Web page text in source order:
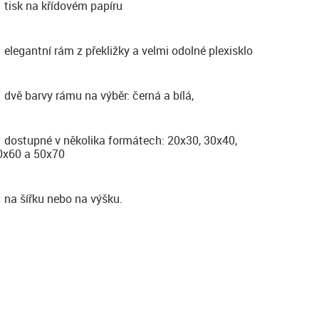
tisk na křídovém papíru
elegantní rám z překližky a velmi odolné plexisklo
dvě barvy rámu na výběr: černá a bílá,
dostupné v několika formátech: 20x30, 30x40,
a 50x70
na šířku nebo na výšku.